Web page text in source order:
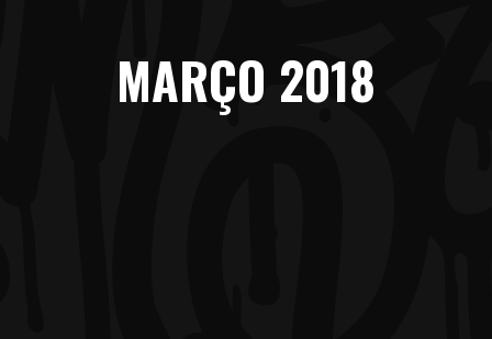
MARÇO 2018